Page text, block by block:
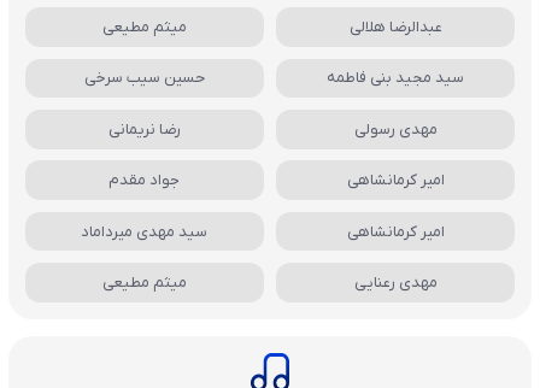
عبدالرضا هلالی میثم مطیعی
سید مجید بنی فاطمه حسین سیب سرخی
مهدی رسولی رضا نریمانی
امیر کرمانشاهی جواد مقدم
امیر کرمانشاهی سید مهدی میرداماد
مهدی رعنایی میثم مطیعی